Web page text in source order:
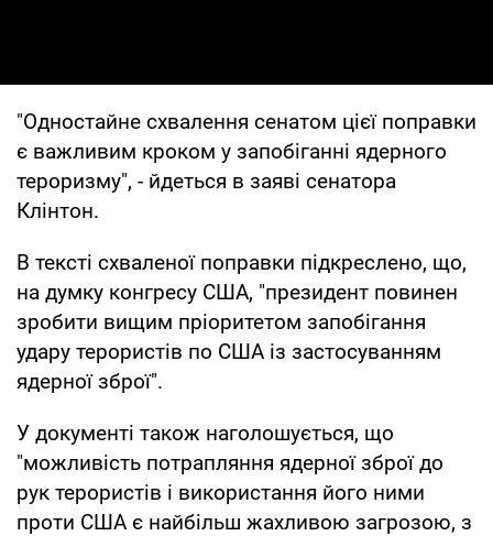
"Одностайне схвалення сенатом цієї поправки
є важливим кроком у запобіганні ядерного
тероризму", - йдеться в заяві сенатора
Клінтон.
В тексті схваленої поправки підкреслено, що,
на думку конгресу США, "президент повинен
зробити вищим пріоритетом запобігання
удару терористів по США із застосуванням
ядерної зброї".
У документі також наголошується, що
"можливість потрапляння ядерної зброї до
рук терористів і використання його ними
проти США є найбільш жахливою загрозою, з